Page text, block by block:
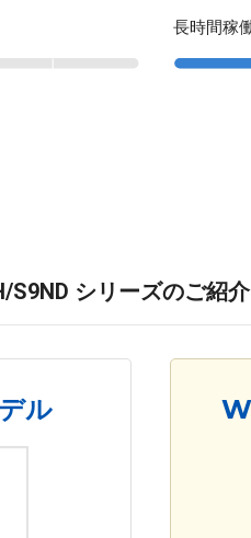
長時間稼
S9ND シリーズのご紹介
ル